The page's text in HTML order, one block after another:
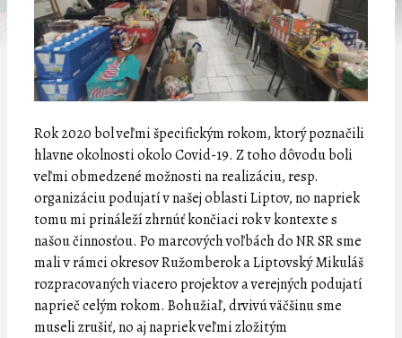
Rok 2020 bol veľmi špecifickým rokom, ktorý poznačili
hlavne okolnosti okolo Covid-19. Z toho dôvodu boli
veľmi obmedzené možnosti na realizáciu, resp.
organizáciu podujatí v našej oblasti Liptov, no napriek
tomu mi prináleží zhrnúť končiaci rok v kontexte s
našou činnosťou. Po marcových voľbách do NR SR sme
mali v rámci okresov Ružomberok a Liptovský Mikuláš
rozpracovaných viacero projektov a verejných podujatí
naprieč celým rokom. Bohužiaľ, drvivú väčšinu sme
museli zrušiť, no aj napriek veľmi zložitým